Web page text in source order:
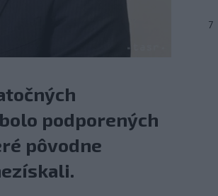
podporených
pôvodne
7